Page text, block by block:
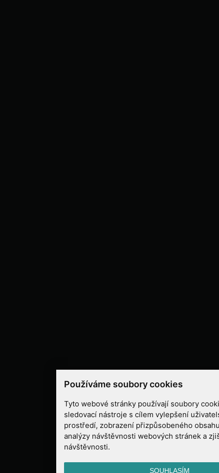
Používáme soubory cookies
Tyto webové stránky používají soubory
sledovací nástroje s cílem vylepšení
prostředí, zobrazení přizpůsobeného
analýzy návštěvnosti webových stránek a
návštěvnosti.
SOUHLASÍM